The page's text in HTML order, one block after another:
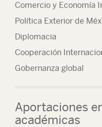
Comercio y Economía
Política Exterior de
Diplomacia
Cooperación
Gobernanza global
Aportaciones
académicas